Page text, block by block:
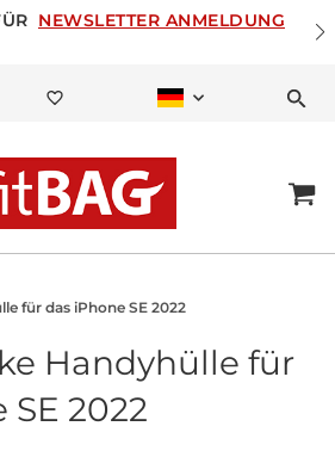
NEWSLETTER ANMELDUNG
für das iPhone SE 2022
Handyhülle für
2022